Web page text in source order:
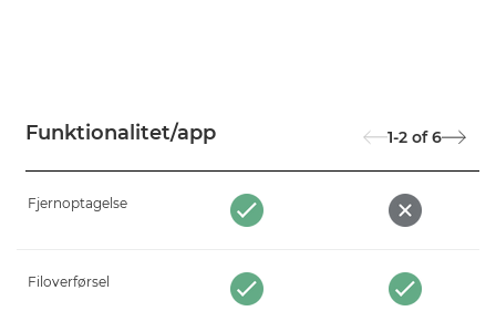
Funktionalitet/app 1-2 of 6
Fjernoptagelse
Filoverførsel